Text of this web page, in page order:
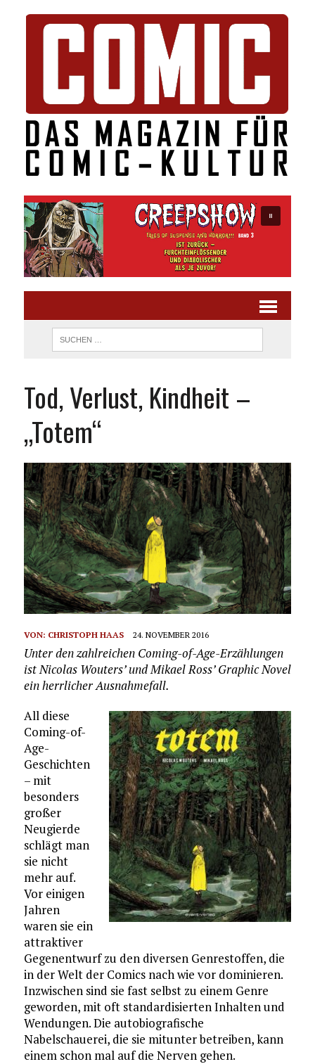
Tod, Verlust, Kindheit –
„Totem“
VON: CHRISTOPH HAAS 24. NOVEMBER 2016
Unter den zahlreichen Coming-of-Age-Erzählungen
ist Nicolas Wouters’ und Mikael Ross’ Graphic Novel
ein herrlicher Ausnahmefall.
All diese
Coming-of-
Age-
Geschichten
– mit
besonders
großer
Neugierde
schlägt man
sie nicht
mehr auf.
Vor einigen
Jahren
waren sie ein
attraktiver
Gegenentwurf zu den diversen Genrestoffen, die
in der Welt der Comics nach wie vor dominieren.
Inzwischen sind sie fast selbst zu einem Genre
geworden, mit oft standardisierten Inhalten und
Wendungen. Die autobiografische
Nabelschauerei, die sie mitunter betreiben, kann
einem schon mal auf die Nerven gehen.